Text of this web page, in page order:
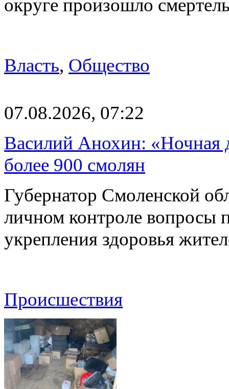
округе произошло
Власть, Общество
07.08.2026, 07:22
Василий Анохин: «Ночная
более 900 смолян
Губернатор Смоленской
личном контроле вопросы
укрепления здоровья
Происшествия